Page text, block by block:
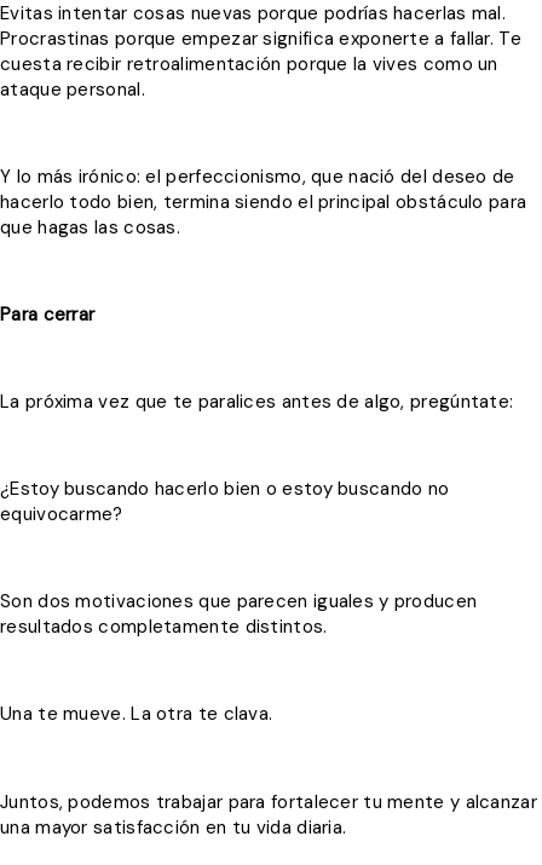
Evitas intentar cosas nuevas porque podrías hacerlas mal.
Procrastinas porque empezar significa exponerte a fallar. Te
cuesta recibir retroalimentación porque la vives como un
ataque personal.
Y lo más irónico: el perfeccionismo, que nació del deseo de
hacerlo todo bien, termina siendo el principal obstáculo para
que hagas las cosas.
Para cerrar
La próxima vez que te paralices antes de algo, pregúntate:
¿Estoy buscando hacerlo bien o estoy buscando no
equivocarme?
Son dos motivaciones que parecen iguales y producen
resultados completamente distintos.
Una te mueve. La otra te clava.
Juntos, podemos trabajar para fortalecer tu mente y alcanzar
una mayor satisfacción en tu vida diaria.